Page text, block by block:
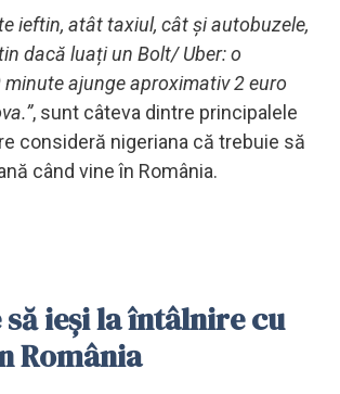
ieftin, atât taxiul, cât și autobuzele,
dacă luați un Bolt/ Uber: o
ajunge aproximativ 2 euro
, sunt câteva dintre principalele
consideră nigeriana că trebuie să
când vine în România.
să ieși la întâlnire cu
România